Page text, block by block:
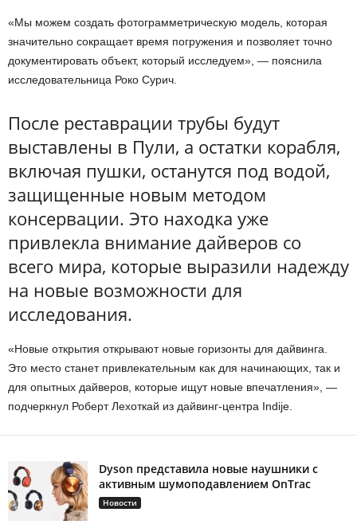
«Мы можем создать фотограмметрическую модель, которая
значительно сокращает время погружения и позволяет точно
документировать объект, который исследуем», — пояснила
исследовательница Роко Сурич.
После реставрации трубы будут
выставлены в Пули, а остатки корабля,
включая пушки, останутся под водой,
защищенные новым методом
консервации. Это находка уже
привлекла внимание дайверов со
всего мира, которые выразили надежду
на новые возможности для
исследования.
«Новые открытия открывают новые горизонты для дайвинга.
Это место станет привлекательным как для начинающих, так и
для опытных дайверов, которые ищут новые впечатления», —
подчеркнул Роберт Лехоткай из дайвинг-центра Indije.
Dyson представила новые наушники с
активным шумоподавлением OnTrac
Новости